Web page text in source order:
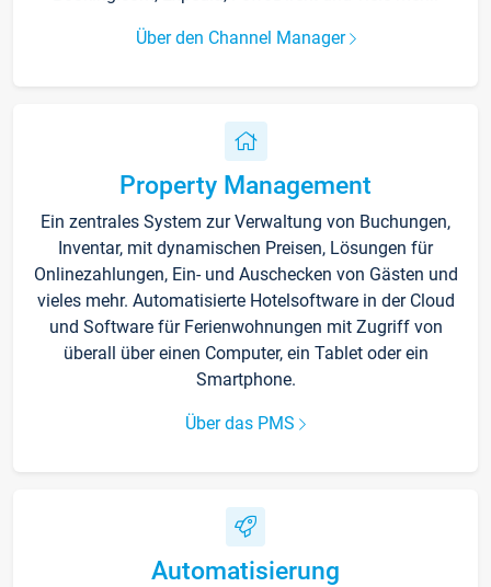
Über den Channel Manager
Property Management
Ein zentrales System zur Verwaltung von Buchungen,
Inventar, mit dynamischen Preisen, Lösungen für
Onlinezahlungen, Ein- und Auschecken von Gästen und
vieles mehr. Automatisierte Hotelsoftware in der Cloud
und Software für Ferienwohnungen mit Zugriff von
überall über einen Computer, ein Tablet oder ein
Smartphone.
Über das PMS
Automatisierung